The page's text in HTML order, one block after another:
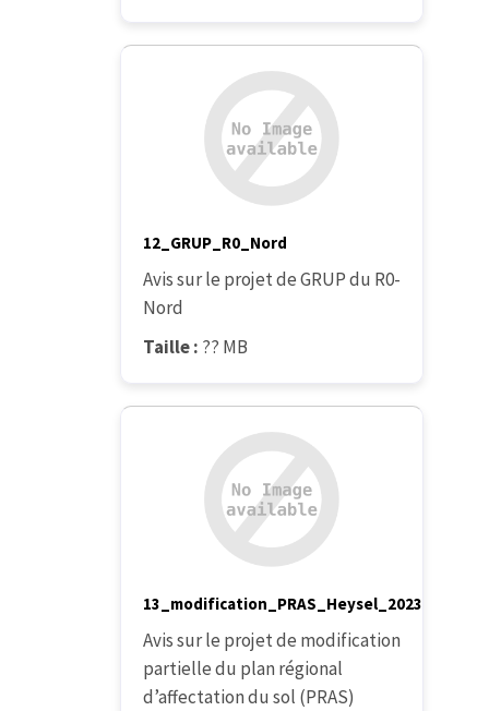
12_GRUP_R0_Nord
Avis sur le projet de GRUP du R0-
Nord
Taille : ?? MB
13_modification_PRAS_Heysel_2023
Avis sur le projet de modification
partielle du plan régional
d’affectation du sol (PRAS)